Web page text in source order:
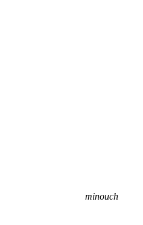
minouch